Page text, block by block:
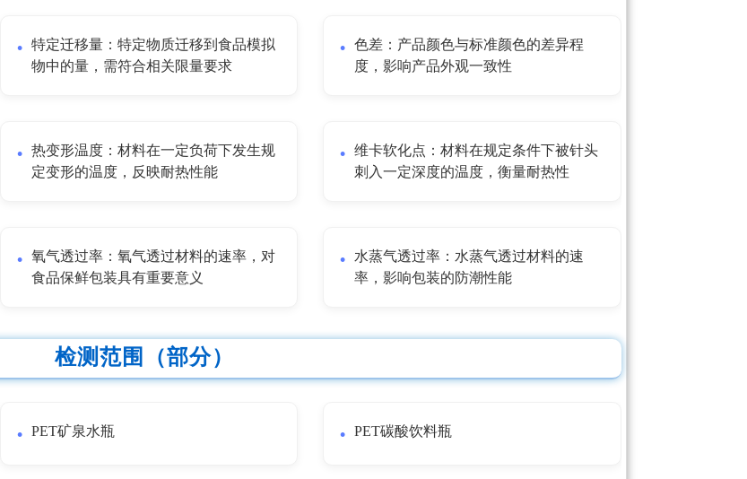
特定迁移量：特定物质迁移到食品模拟
物中的量，需符合相关限量要求
色差：产品颜色与标准颜色的差异程
度，影响产品外观一致性
热变形温度：材料在一定负荷下发生规
定变形的温度，反映耐热性能
维卡软化点：材料在规定条件下被针头
刺入一定深度的温度，衡量耐热性
氧气透过率：氧气透过材料的速率，对
食品保鲜包装具有重要意义
水蒸气透过率：水蒸气透过材料的速
率，影响包装的防潮性能
检测范围（部分）
PET矿泉水瓶 PET碳酸饮料瓶